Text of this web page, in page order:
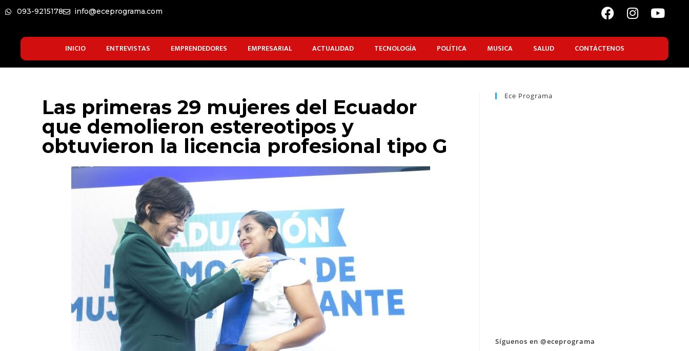
093-9215178 info@eceprograma.com
INICIO ENTREVISTAS EMPRENDEDORES EMPRESARIAL ACTUALIDAD TECNOLOGÍA POLÍTICA MUSICA SALUD CONTÁCTENOS
Las primeras 29 mujeres del Ecuador
que demolieron estereotipos y
obtuvieron la licencia profesional tipo G
Ece Programa
Síguenos en @eceprograma